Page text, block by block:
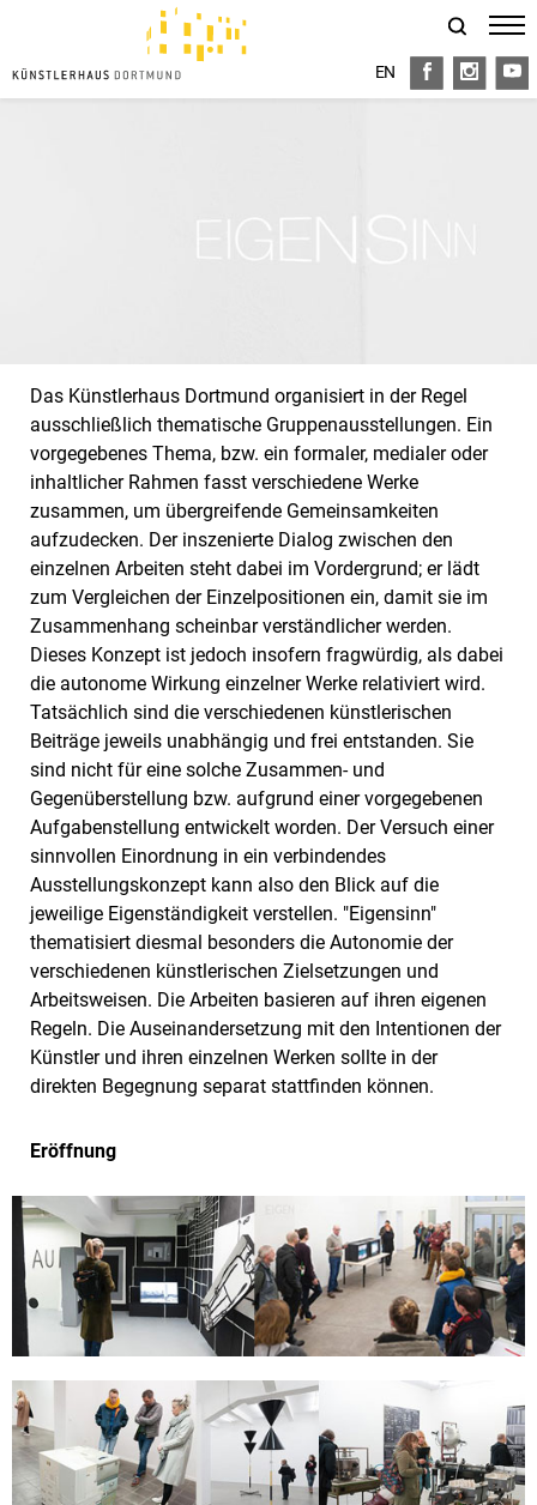
EN FB I Y
Das Künstlerhaus Dortmund organisiert in der Regel
ausschließlich thematische Gruppenausstellungen. Ein
vorgegebenes Thema, bzw. ein formaler, medialer oder
inhaltlicher Rahmen fasst verschiedene Werke
zusammen, um übergreifende Gemeinsamkeiten
aufzudecken. Der inszenierte Dialog zwischen den
einzelnen Arbeiten steht dabei im Vordergrund; er lädt
zum Vergleichen der Einzelpositionen ein, damit sie im
Zusammenhang scheinbar verständlicher werden.
Dieses Konzept ist jedoch insofern fragwürdig, als dabei
die autonome Wirkung einzelner Werke relativiert wird.
Tatsächlich sind die verschiedenen künstlerischen
Beiträge jeweils unabhängig und frei entstanden. Sie
sind nicht für eine solche Zusammen- und
Gegenüberstellung bzw. aufgrund einer vorgegebenen
Aufgabenstellung entwickelt worden. Der Versuch einer
sinnvollen Einordnung in ein verbindendes
Ausstellungskonzept kann also den Blick auf die
jeweilige Eigenständigkeit verstellen. "Eigensinn"
thematisiert diesmal besonders die Autonomie der
verschiedenen künstlerischen Zielsetzungen und
Arbeitsweisen. Die Arbeiten basieren auf ihren eigenen
Regeln. Die Auseinandersetzung mit den Intentionen der
Künstler und ihren einzelnen Werken sollte in der
direkten Begegnung separat stattfinden können.
Eröffnung